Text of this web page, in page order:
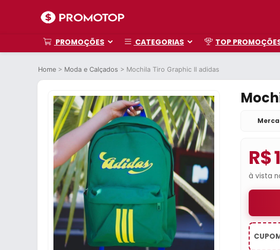
PROMOÇÕES CATEGORIAS TOP
Home > Moda e Calçados > Mochila Tiro Graphic II adidas
R$
à vista